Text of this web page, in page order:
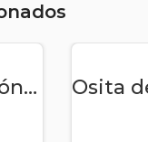
Chocolate corazón La Ibérica de 35 gr